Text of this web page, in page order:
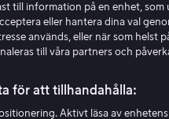
till information på en enhet, som
eller hantera dina val
används, eller när som helst
till våra partners och
för att tillhandahålla:
Aktivt läsa av